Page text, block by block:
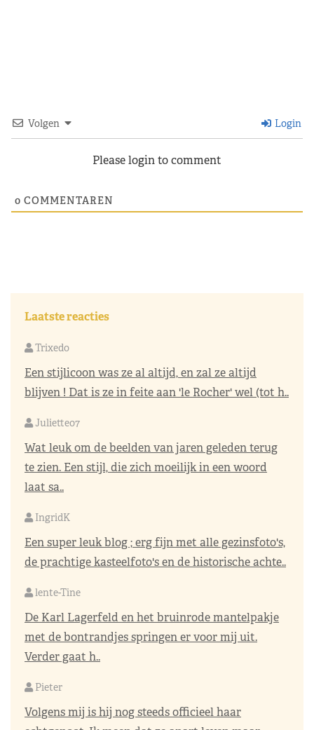
Volgen Login
Please login to comment
0 COMMENTAREN
Laatste reacties
Trixedo
Een stijlicoon was ze al altijd, en zal ze altijd
blijven ! Dat is ze in feite aan 'le Rocher' wel (tot h..
Juliette07
Wat leuk om de beelden van jaren geleden terug
te zien. Een stijl, die zich moeilijk in een woord
laat sa..
IngridK
Een super leuk blog ; erg fijn met alle gezinsfoto's,
de prachtige kasteelfoto's en de historische achte..
lente-Tine
De Karl Lagerfeld en het bruinrode mantelpakje
met de bontrandjes springen er voor mij uit.
Verder gaat h..
Pieter
Volgens mij is hij nog steeds officieel haar